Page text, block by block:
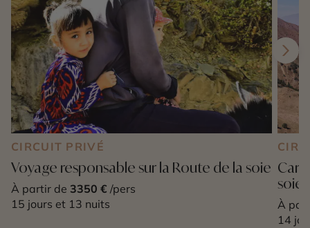
CIRCUIT PRIVÉ
Voyage responsable sur la Route de la soie
À partir de 3350 € /pers
15 jours et 13 nuits
soie
À
14